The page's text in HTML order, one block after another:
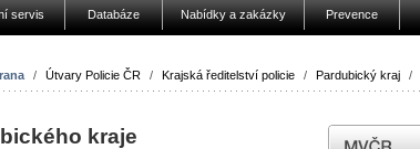
servis Databáze Nabídky a zakázky Prevence
/ Útvary Policie ČR / Krajská ředitelství policie / Pardubický kraj /
kraje MVČR